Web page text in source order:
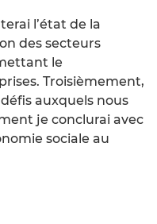
l’état de la
des secteurs
le
Troisièmement,
auxquels nous
je conclurai avec
sociale au